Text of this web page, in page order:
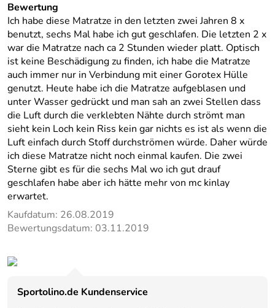
Bewertung
Ich habe diese Matratze in den letzten zwei Jahren 8 x
benutzt, sechs Mal habe ich gut geschlafen. Die letzten 2 x
war die Matratze nach ca 2 Stunden wieder platt. Optisch
ist keine Beschädigung zu finden, ich habe die Matratze
auch immer nur in Verbindung mit einer Gorotex Hülle
genutzt. Heute habe ich die Matratze aufgeblasen und
unter Wasser gedrückt und man sah an zwei Stellen dass
die Luft durch die verklebten Nähte durch strömt man
sieht kein Loch kein Riss kein gar nichts es ist als wenn die
Luft einfach durch Stoff durchströmen würde. Daher würde
ich diese Matratze nicht noch einmal kaufen. Die zwei
Sterne gibt es für die sechs Mal wo ich gut drauf
geschlafen habe aber ich hätte mehr von mc kinlay
erwartet.
Kaufdatum: 26.08.2019
Bewertungsdatum: 03.11.2019
Sportolino.de Kundenservice